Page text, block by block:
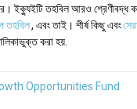
ইক্যুইটি তহবিল আরও শ্রেণীবদ্ধ
তহবিল, এবং তাই। শীর্ষ কিছু এবং
করা হয়.
Opportunities Fund